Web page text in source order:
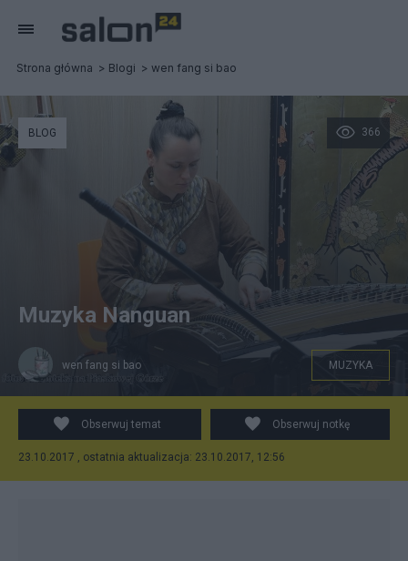
Strona główna Blogi wen fang si bao
366
BLOG
Muzyka Nanguan
wen fang si bao MUZYKA
Obserwuj temat Obserwuj notkę
23.10.2017 , ostatnia aktualizacja: 23.10.2017, 12:56